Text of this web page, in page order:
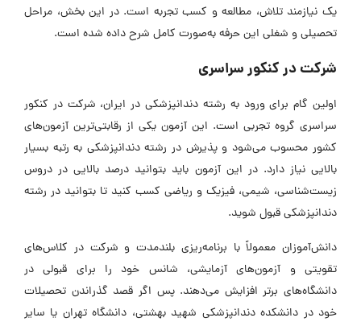
یک نیازمند تلاش، مطالعه و کسب تجربه است. در این بخش، مراحل
تحصیلی و شغلی این حرفه به‌صورت کامل شرح داده شده است.
شرکت در کنکور سراسری
اولین گام برای ورود به رشته دندانپزشکی در ایران، شرکت در کنکور
سراسری گروه تجربی است. این آزمون یکی از رقابتی‌ترین آزمون‌های
کشور محسوب می‌شود و پذیرش در رشته دندانپزشکی به رتبه بسیار
بالایی نیاز دارد. در این آزمون باید بتوانید درصد بالایی در دروس
زیست‌شناسی، شیمی، فیزیک و ریاضی کسب کنید تا بتوانید در رشته
دندانپزشکی قبول شوید.
دانش‌آموزان معمولاً با برنامه‌ریزی بلندمدت و شرکت در کلاس‌های
تقویتی و آزمون‌های آزمایشی، شانس خود را برای قبولی در
دانشگاه‌های برتر افزایش می‌دهند. پس اگر قصد گذراندن تحصیلات
خود در دانشکده دندانپزشکی شهید بهشتی، دانشگاه تهران یا سایر